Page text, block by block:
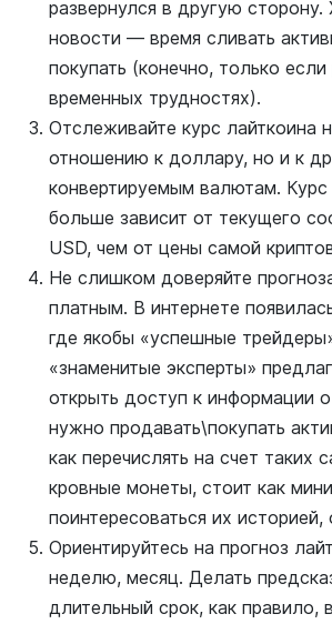
развернулся в другую
новости — время сливать
покупать (конечно, только
временных трудностях).
Отслеживайте курс лайткоина
отношению к доллару, но и к
конвертируемым валютам. Курс
больше зависит от текущего
USD, чем от цены самой
Не слишком доверяйте
платным. В интернете
где якобы «успешные
«знаменитые эксперты»
открыть доступ к информации
нужно продавать\покупать
как перечислять на счет таких
кровные монеты, стоит как
поинтересоваться их
Ориентируйтесь на прогноз
неделю, месяц. Делать
длительный срок, как правило,